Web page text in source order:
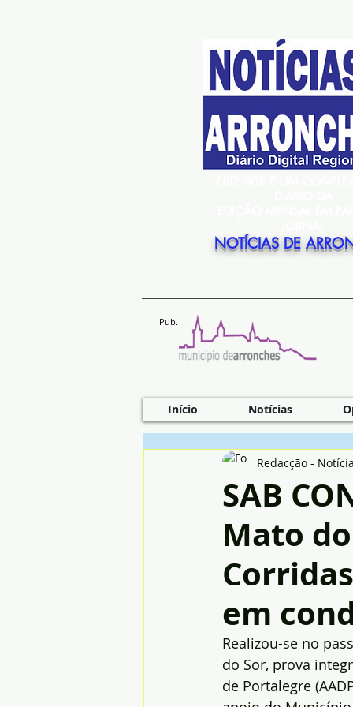
NOTÍCIAS DE
Pub.
Início Notícias
SAB
Mato
em
Redacção -
Realizou-se no
do Sor, prova
de Portalegre